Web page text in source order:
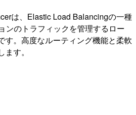
は、Elastic Load Balancingの一種
ンのトラフィックを管理するロー
す。高度なルーティング機能と柔軟
す。